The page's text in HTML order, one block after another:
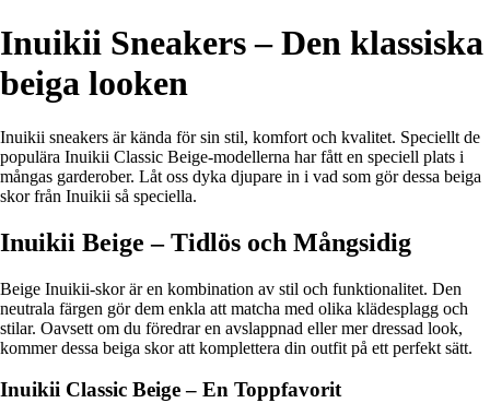
Inuikii Sneakers – Den klassiska
beiga looken
Inuikii sneakers är kända för sin stil, komfort och kvalitet. Speciellt de
populära Inuikii Classic Beige-modellerna har fått en speciell plats i
mångas garderober. Låt oss dyka djupare in i vad som gör dessa beiga
skor från Inuikii så speciella.
Inuikii Beige – Tidlös och Mångsidig
Beige Inuikii-skor är en kombination av stil och funktionalitet. Den
neutrala färgen gör dem enkla att matcha med olika klädesplagg och
stilar. Oavsett om du föredrar en avslappnad eller mer dressad look,
kommer dessa beiga skor att komplettera din outfit på ett perfekt sätt.
Inuikii Classic Beige – En Toppfavorit